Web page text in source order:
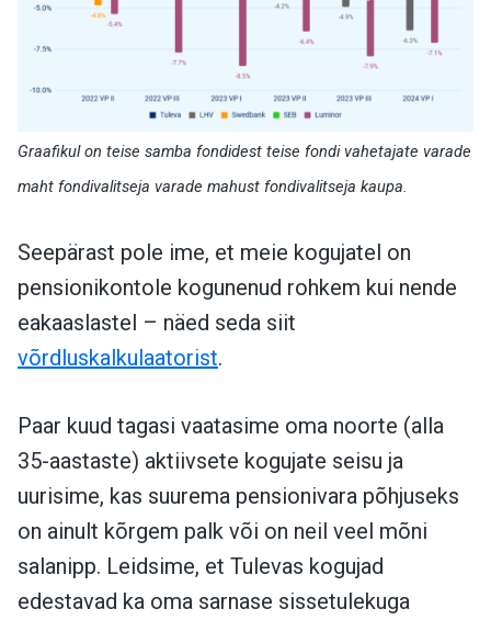
Graafikul on teise samba fondidest teise fondi vahetajate varade
maht fondivalitseja varade mahust fondivalitseja kaupa.
Seepärast pole ime, et meie kogujatel on
pensionikontole kogunenud rohkem kui nende
eakaaslastel – näed seda siit
võrdluskalkulaatorist.
Paar kuud tagasi vaatasime oma noorte (alla
35-aastaste) aktiivsete kogujate seisu ja
uurisime, kas suurema pensionivara põhjuseks
on ainult kõrgem palk või on neil veel mõni
salanipp. Leidsime, et Tulevas kogujad
edestavad ka oma sarnase sissetulekuga